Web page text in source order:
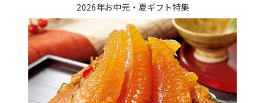
2026年お中元・夏ギフト特集